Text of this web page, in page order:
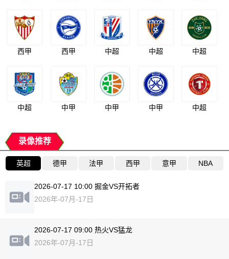
西甲 西甲 中超 中超 中超
中超 中甲 中甲 中甲 中超
录像推荐
英超 德甲 法甲 西甲 意甲 NBA
2026-07-17 10:00 掘金VS开拓者
2026年-07月-17日
2026-07-17 09:00 热火VS猛龙
2026年-07月-17日